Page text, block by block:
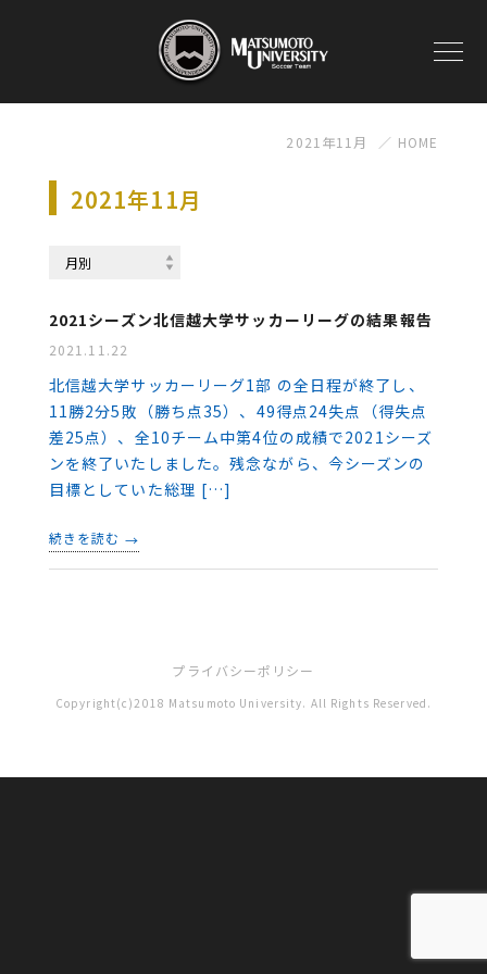
2021年11月 HOME
2021年11月
2021シーズン北信越大学サッカーリーグの結果報告
2021.11.22
北信越大学サッカーリーグ1部 の全日程が終了し、
11勝2分5敗（勝ち点35）、49得点24失点（得失点
差25点）、全10チーム中第4位の成績で2021シーズ
ンを終了いたしました。残念ながら、今シーズンの
目標としていた総理 […]
続きを読む
プライバシーポリシー
Copyright(c)2018 Matsumoto University. All Rights Reserved.